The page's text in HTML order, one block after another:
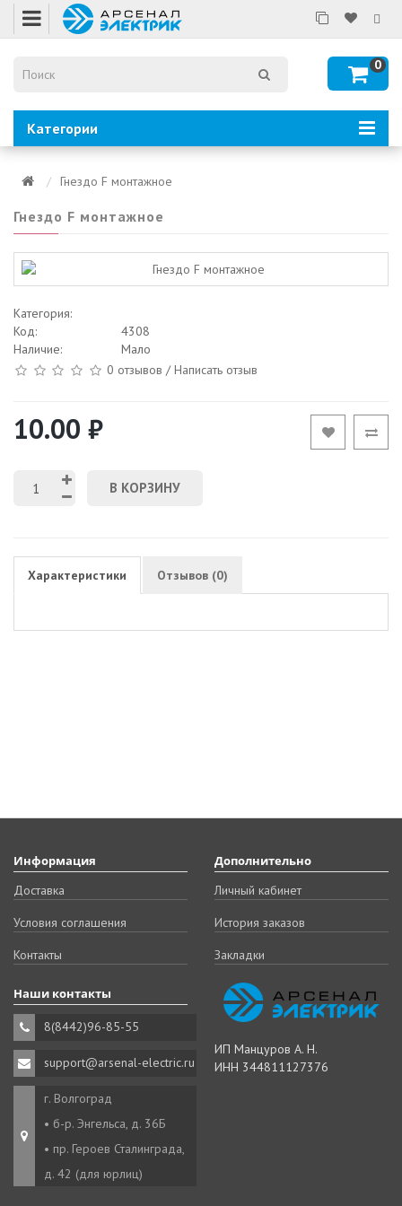
0
Категории
Гнездо F монтажное
Гнездо F монтажное
Категория:
Код:
4308
Наличие:
Мало
0 отзывов /Написать отзыв
10.00 ₽
В КОРЗИНУ
Характеристики Отзывов (0)
Информация
Доставка
Условия соглашения
Контакты
Дополнительно
Личный кабинет
История заказов
Закладки
Наши контакты
8(8442)96-85-55
support@arsenal-electric.ru
г. Волгоград
• б-р. Энгельса, д. 36Б
• пр. Героев Сталинграда,
д. 42 (для юрлиц)
ИП Манцуров А. Н.
ИНН 344811127376